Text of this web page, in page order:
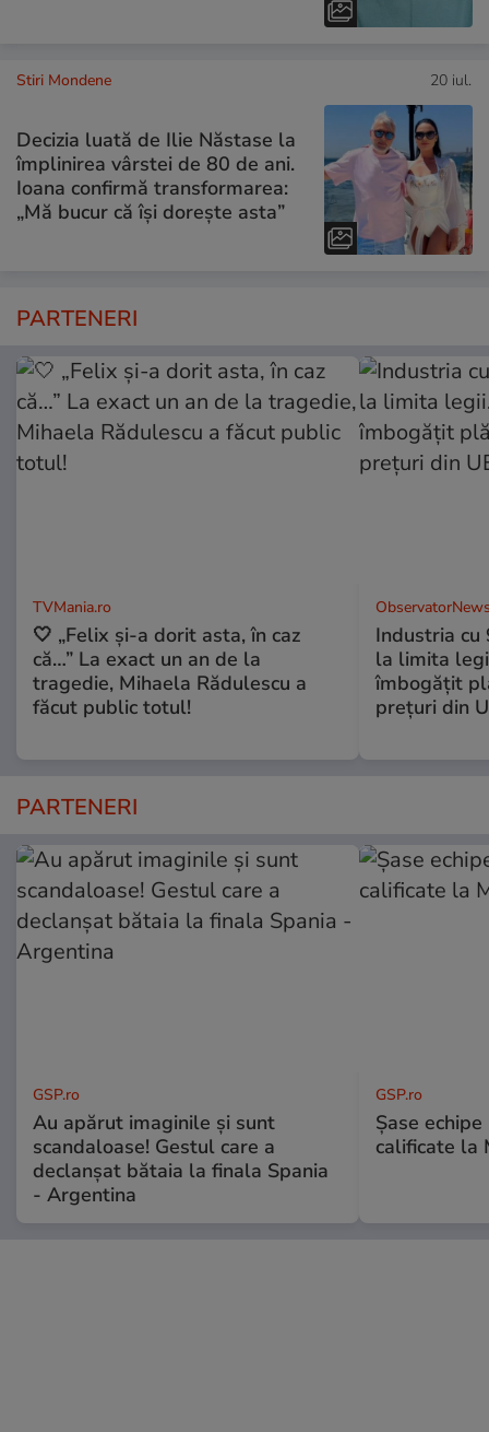
Stiri Mondene 20 iul.
Decizia luată de Ilie Năstase la
împlinirea vârstei de 80 de ani.
Ioana confirmă transformarea:
„Mă bucur că își dorește asta”
PARTENERI
TVMania.ro
🤍 „Felix și-a dorit asta, în caz
că…” La exact un an de la
tragedie, Mihaela Rădulescu a
făcut public totul!
Industria
la limita
îmbogăţit
preţuri din
PARTENERI
GSP.ro
Au apărut imaginile și sunt
scandaloase! Gestul care a
declanșat bătaia la finala Spania
- Argentina
GSP.ro
Șase
calificate la